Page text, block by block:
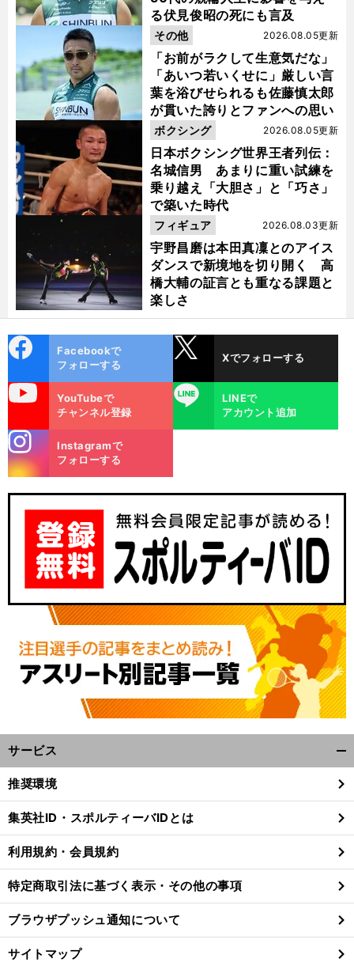
る伏見俊昭の死にも言及
「お前がラクして生意気だな」
「あいつ若いくせに」厳しい言
葉を浴びせられるも佐藤慎太郎
が貫いた誇りとファンへの思い
2026.08.05更新
その他
日本ボクシング世界王者列伝：
名城信男 あまりに重い試練を
乗り越え「大胆さ」と「巧さ」
で築いた時代
2026.08.05更新
ボクシング
宇野昌磨は本田真凜とのアイス
ダンスで新境地を切り開く 高
橋大輔の証言とも重なる課題と
楽しさ
2026.08.03更新
フィギュア
ok
Facebookで
フォローする
Xでフォローする
YouTubeで
チャンネル登録
LINE
LINEで
アカウント追加
m
Instagramで
フォローする
サービス
閉
る
推奨環境
集英社ID・スポルティーバIDとは
利用規約・会員規約
特定商取引法に基づく表示・その他の事項
ブラウザプッシュ通知について
サイトマップ